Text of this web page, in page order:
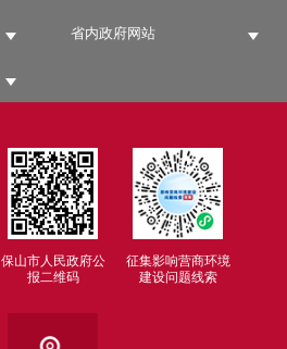
省内政府网站
保山市人民政府公
报二维码
征集影响营商环境
建设问题线索